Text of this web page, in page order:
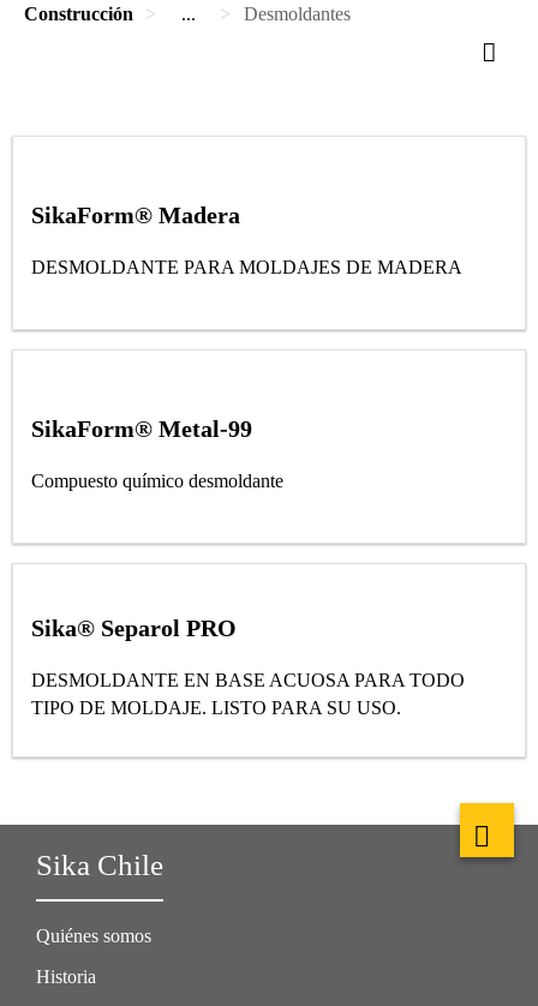
Construcción ... Desmoldantes
SikaForm® Madera
DESMOLDANTE PARA MOLDAJES DE MADERA
SikaForm® Metal-99
Compuesto químico desmoldante
Sika® Separol PRO
DESMOLDANTE EN BASE ACUOSA PARA TODO
TIPO DE MOLDAJE. LISTO PARA SU USO.
Sika Chile
Quiénes somos
Historia